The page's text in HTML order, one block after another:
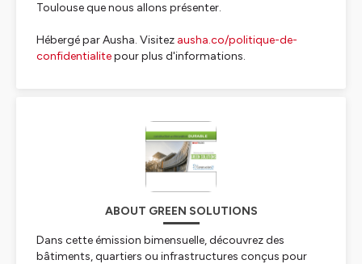
Toulouse que nous allons présenter.
Hébergé par Ausha. Visitez ausha.co/politique-de-
confidentialitepour plus d'informations.
ABOUT GREEN SOLUTIONS
Dans cette émission bimensuelle, découvrez des
bâtiments, quartiers ou infrastructures conçus pour